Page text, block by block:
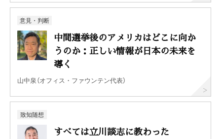
意見・判断
中間選挙後のアメリカはどこに向か
うのか：正しい情報が日本の未来を
導く
山中泉（オフィス・ファウンテン代表）
致知随想
すべては立川談志に教わった